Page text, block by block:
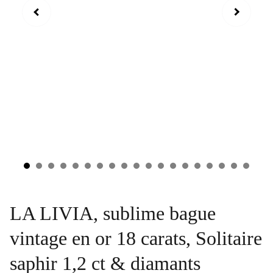
LA LIVIA, sublime bague
vintage en or 18 carats, Solitaire
saphir 1,2 ct & diamants